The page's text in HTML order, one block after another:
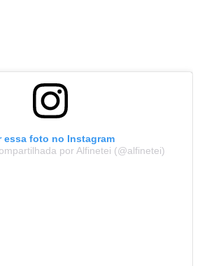
essa foto no Instagram
por Alfinetei (@alfinetei)